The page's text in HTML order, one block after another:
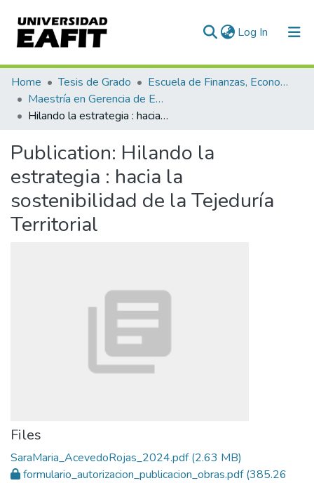
Log In (current)
Communities & Collections
All of DSpace
Home Tesis de Grado
Escuela de Finanzas, Economía y Gobierno
Maestría en Gerencia de Empresas Sociales para la Innovación Social y el Desarrollo Local (tesis)
Hilando la estrategia : hacia la sostenibilidad de la Tejeduría Territorial
Publication: Hilando la
estrategia : hacia la
sostenibilidad de la Tejeduría
Territorial
Files
SaraMaria_AcevedoRojas_2024.pdf(2.63 MB)
formulario_autorizacion_publicacion_obras.pdf(385.26